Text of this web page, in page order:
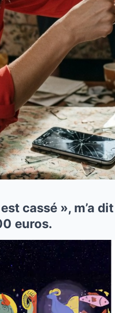
cassé », m’a
euros.